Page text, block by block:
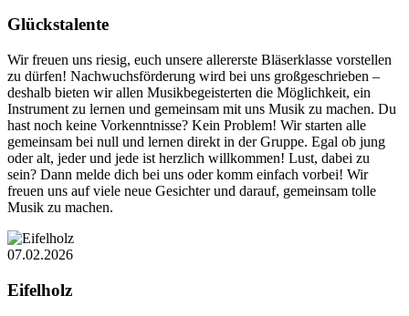
Glückstalente
Wir freuen uns riesig, euch unsere allererste Bläserklasse vorstellen
zu dürfen! Nachwuchsförderung wird bei uns großgeschrieben –
deshalb bieten wir allen Musikbegeisterten die Möglichkeit, ein
Instrument zu lernen und gemeinsam mit uns Musik zu machen. Du
hast noch keine Vorkenntnisse? Kein Problem! Wir starten alle
gemeinsam bei null und lernen direkt in der Gruppe. Egal ob jung
oder alt, jeder und jede ist herzlich willkommen! Lust, dabei zu
sein? Dann melde dich bei uns oder komm einfach vorbei! Wir
freuen uns auf viele neue Gesichter und darauf, gemeinsam tolle
Musik zu machen.
07.02.2026
Eifelholz